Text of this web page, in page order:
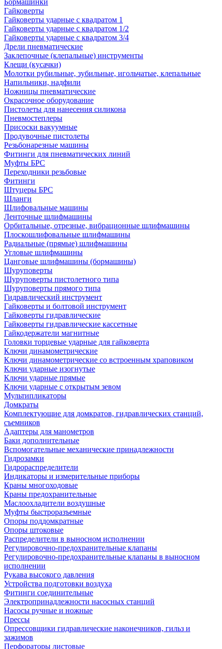
Бормашинки
Гайковерты
Гайковерты ударные с квадратом 1
Гайковерты ударные с квадратом 1/2
Гайковерты ударные с квадратом 3/4
Дрели пневматические
Заклепочные (клепальные) инструменты
Клещи (кусачки)
Молотки рубильные, зубильные, игольчатые, клепальные
Напильники, надфили
Ножницы пневматические
Окрасочное оборудование
Пистолеты для нанесения силикона
Пневмостеплеры
Присоски вакуумные
Продувочные пистолеты
Резьбонарезные машины
Фитинги для пневматических линий
Муфты БРС
Переходники резьбовые
Фитинги
Штуцеры БРС
Шланги
Шлифовальные машины
Ленточные шлифмашины
Орбитальные, отрезные, вибрационные шлифмашины
Плоскошлифовальные шлифмашины
Радиальные (прямые) шлифмашины
Угловые шлифмашины
Цанговые шлифмашины (бормашины)
Шуруповерты
Шуруповерты пистолетного типа
Шуруповерты прямого типа
Гидравлический инструмент
Гайковерты и болтовой инструмент
Гайковерты гидравлические
Гайковерты гидравлические кассетные
Гайкодержатели магнитные
Головки торцевые ударные для гайковерта
Ключи динамометрические
Ключи динамометрические со встроенным храповиком
Ключи ударные изогнутые
Ключи ударные прямые
Ключи ударные с открытым зевом
Мультипликаторы
Домкраты
Комплектующие для домкратов, гидравлических станций,
съемников
Адаптеры для манометров
Баки дополнительные
Вспомогательные механические принадлежности
Гидрозамки
Гидрораспределители
Индикаторы и измерительные приборы
Краны многоходовые
Краны предохранительные
Маслоохладители воздушные
Муфты быстроразъемные
Опоры поддомкратные
Опоры штоковые
Распределители в выносном исполнении
Регулировочно-предохранительные клапаны
Регулировочно-предохранительные клапаны в выносном
исполнении
Рукава высокого давления
Устройства подготовки воздуха
Фитинги соединительные
Электропринадлежности насосных станций
Насосы ручные и ножные
Прессы
Опрессовщики гидравлические наконечников, гильз и
зажимов
Перфораторы листовые